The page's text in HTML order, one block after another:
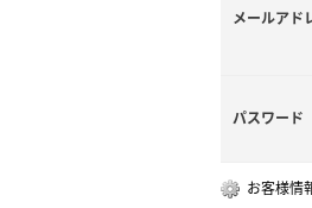
メールアド
パスワード
お客様情